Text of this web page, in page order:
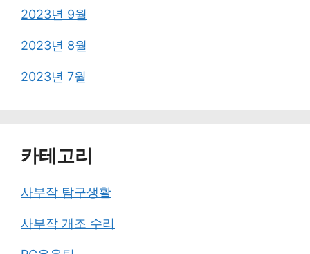
2023년 9월
2023년 8월
2023년 7월
카테고리
사부작 탐구생활
사부작 개조 수리